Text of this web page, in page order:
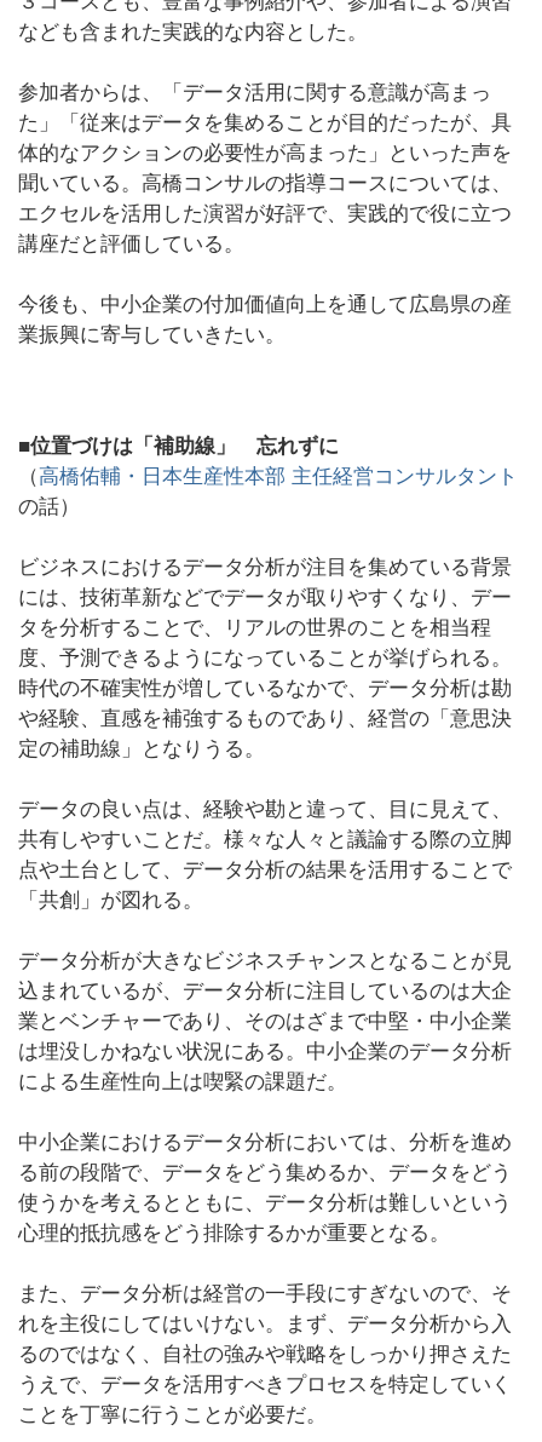
なども含まれた実践的な内容とした。
参加者からは、「データ活用に関する意識が高まっ
た」「従来はデータを集めることが目的だったが、具
体的なアクションの必要性が高まった」といった声を
聞いている。高橋コンサルの指導コースについては、
エクセルを活用した演習が好評で、実践的で役に立つ
講座だと評価している。
今後も、中小企業の付加価値向上を通して広島県の産
業振興に寄与していきたい。
■位置づけは「補助線」 忘れずに
（高橋佑輔・日本生産性本部 主任経営コンサルタント
の話）
ビジネスにおけるデータ分析が注目を集めている背景
には、技術革新などでデータが取りやすくなり、デー
タを分析することで、リアルの世界のことを相当程
度、予測できるようになっていることが挙げられる。
時代の不確実性が増しているなかで、データ分析は勘
や経験、直感を補強するものであり、経営の「意思決
定の補助線」となりうる。
データの良い点は、経験や勘と違って、目に見えて、
共有しやすいことだ。様々な人々と議論する際の立脚
点や土台として、データ分析の結果を活用することで
「共創」が図れる。
データ分析が大きなビジネスチャンスとなることが見
込まれているが、データ分析に注目しているのは大企
業とベンチャーであり、そのはざまで中堅・中小企業
は埋没しかねない状況にある。中小企業のデータ分析
による生産性向上は喫緊の課題だ。
中小企業におけるデータ分析においては、分析を進め
る前の段階で、データをどう集めるか、データをどう
使うかを考えるとともに、データ分析は難しいという
心理的抵抗感をどう排除するかが重要となる。
また、データ分析は経営の一手段にすぎないので、そ
れを主役にしてはいけない。まず、データ分析から入
るのではなく、自社の強みや戦略をしっかり押さえた
うえで、データを活用すべきプロセスを特定していく
ことを丁寧に行うことが必要だ。